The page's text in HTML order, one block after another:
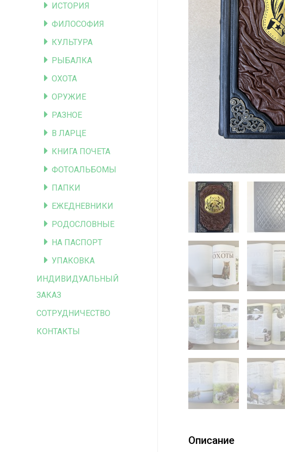
ИСТОРИЯ
ФИЛОСОФИЯ
КУЛЬТУРА
РЫБАЛКА
ОХОТА
ОРУЖИЕ
РАЗНОЕ
В ЛАРЦЕ
КНИГА ПОЧЕТА
ФОТОАЛЬБОМЫ
ПАПКИ
ЕЖЕДНЕВНИКИ
РОДОСЛОВНЫЕ
НА ПАСПОРТ
УПАКОВКА
ИНДИВИДУАЛЬНЫЙ
ЗАКАЗ
СОТРУДНИЧЕСТВО
КОНТАКТЫ
Описание